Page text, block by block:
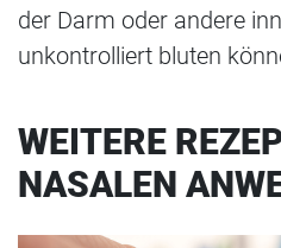
der Darm oder andere
unkontrolliert bluten
WEITERE
NASALEN